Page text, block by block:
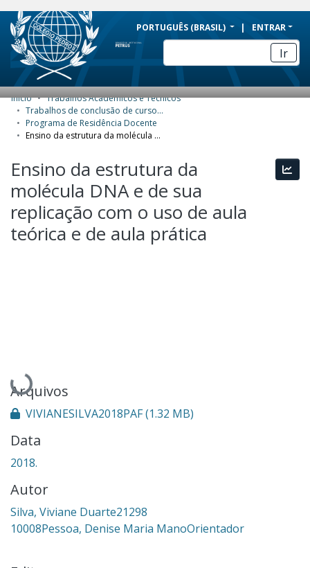
BRAZIL
Simplifique!
Comunica BR
Participe
Acesso à informação
Legislação
PORTUGUÊS (BRASIL) ENTRAR
Ir
COMUNIDADES E COLEÇÕES
NAVEGAR
ESTATÍSTICAS
SOBRE
Início
Trabalhos Acadêmicos e Técnicos
Trabalhos de conclusão de curso de Especialização
Programa de Residência Docente
Ensino da estrutura da molécula DNA e de sua replicação com o uso de aula teórica e de aula prática
Ensino da estrutura da
molécula DNA e de sua
replicação com o uso de aula
teórica e de aula prática
Carregando...
Arquivos
VIVIANESILVA2018PAF(1.32 MB)
Data
2018.
Autor
Silva, Viviane Duarte21298
10008Pessoa, Denise Maria ManoOrientador